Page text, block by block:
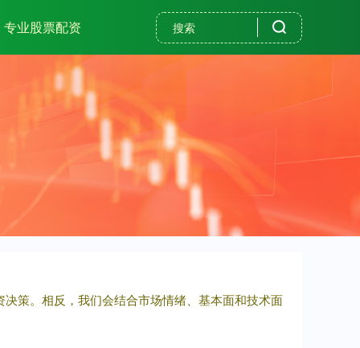
专业股票配资
策。相反，我们会结合市场情绪、基本面和技术面